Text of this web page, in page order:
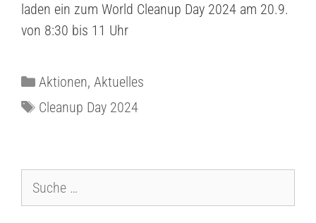
laden ein zum World Cleanup Day 2024 am 20.9.
von 8:30 bis 11 Uhr
Aktionen, Aktuelles
Cleanup Day 2024